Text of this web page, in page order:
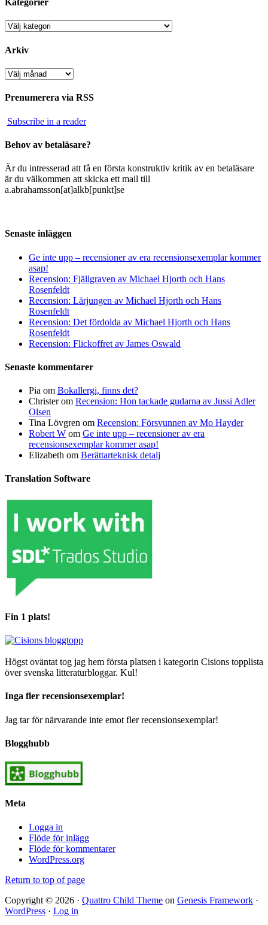
Kategorier
Kategorier
Arkiv
Arkiv
Prenumerera via RSS
Subscribe in a reader
Behov av betaläsare?
Är du intresserad att få en första konstruktiv kritik av en betaläsare
är du välkommen att skicka ett mail till
a.abrahamsson[at]alkb[punkt]se
Senaste inläggen
Ge inte upp – recensioner av era recensionsexemplar kommer
asap!
Recension: Fjällgraven av Michael Hjorth och Hans
Rosenfeldt
Recension: Lärjungen av Michael Hjorth och Hans
Rosenfeldt
Recension: Det fördolda av Michael Hjorth och Hans
Rosenfeldt
Recension: Flickoffret av James Oswald
Senaste kommentarer
Pia om Bokallergi, finns det?
Christerom Recension: Hon tackade gudarna av Jussi Adler
Olsen
Tina Lövgren om Recension: Försvunnen av Mo Hayder
Robert W om Ge inte upp – recensioner av era
recensionsexemplar kommer asap!
Elizabeth om Berättarteknisk detalj
Translation Software
Fin 1 plats!
Högst oväntat tog jag hem första platsen i kategorin Cisions topplista
över svenska litteraturbloggar. Kul!
Inga fler recensionsexemplar!
Jag tar för närvarande inte emot fler recensionsexemplar!
Blogghubb
Meta
Logga in
Flöde för inlägg
Flöde för kommentarer
WordPress.org
Return to top of page
Copyright © 2026 · Quattro Child Theme on Genesis Framework ·
WordPress · Log in